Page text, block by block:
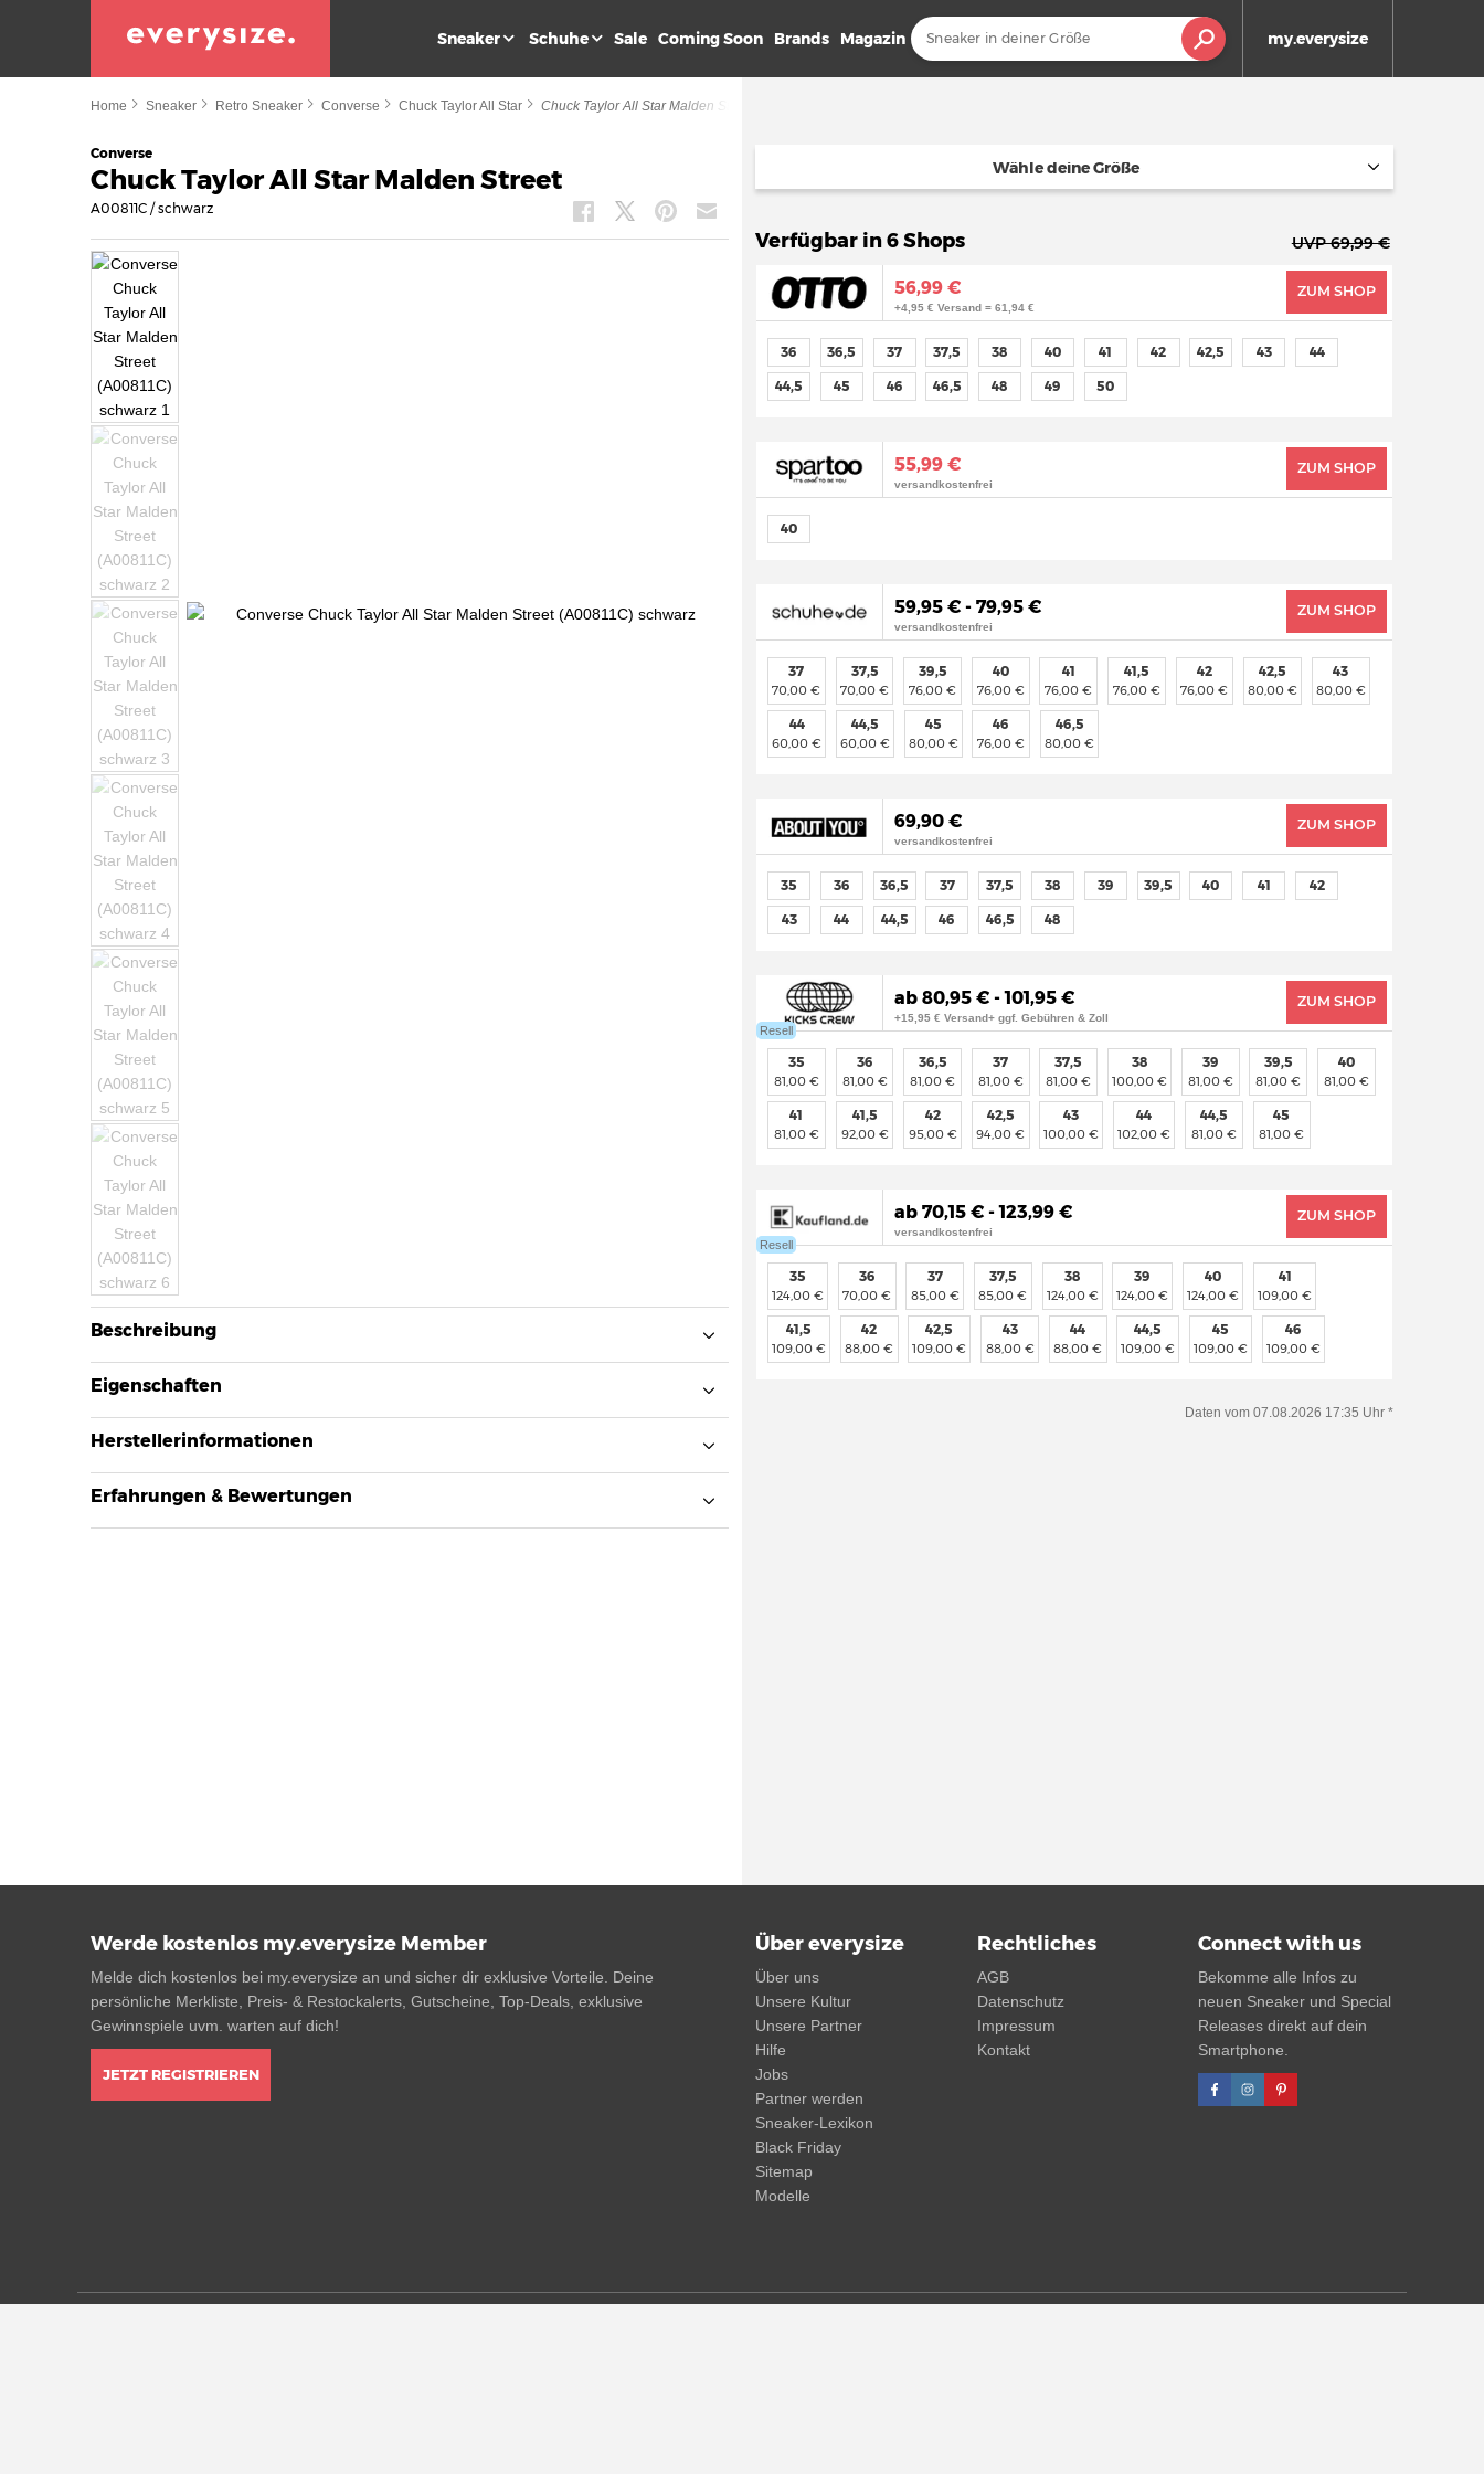
my.everysize
Sneaker Schuhe Sale Coming Soon Brands Magazin
Home Sneaker Retro Sneaker Converse Chuck Taylor All Star Chuck Taylor All Star Malden Street
Converse
Chuck Taylor All Star Malden Street
A00811C / schwarz
Beschreibung
Eigenschaften
Herstellerinformationen
Erfahrungen & Bewertungen
Wähle deine Größe
Verfügbar in 6 Shops UVP 69,99 €
56,99 €
+4,95 € Versand = 61,94 €
ZUM SHOP
36 36,5 37 37,5 38 40 41 42 42,5 43 44
44,5 45 46 46,5 48 49 50
55,99 €
versandkostenfrei
ZUM SHOP
40
59,95 € - 79,95 €
versandkostenfrei
ZUM SHOP
37
70,00 €
37,5
70,00 €
39,5
76,00 €
40
76,00 €
41
76,00 €
41,5
76,00 €
42
76,00 €
42,5
80,00 €
43
80,00 €
44
60,00 €
44,5
60,00 €
45
80,00 €
46
76,00 €
46,5
80,00 €
69,90 €
versandkostenfrei
ZUM SHOP
35 36 36,5 37 37,5 38 39 39,5 40 41 42
43 44 44,5 46 46,5 48
Resell
ab 80,95 € - 101,95 €
+15,95 € Versand+ ggf. Gebühren & Zoll
ZUM SHOP
35
81,00 €
36
81,00 €
36,5
81,00 €
37
81,00 €
37,5
81,00 €
38
100,00 €
39
81,00 €
39,5
81,00 €
40
81,00 €
41
81,00 €
41,5
92,00 €
42
95,00 €
42,5
94,00 €
43
100,00 €
44
102,00 €
44,5
81,00 €
45
81,00 €
Resell
ab 70,15 € - 123,99 €
versandkostenfrei
ZUM SHOP
35
124,00 €
36
70,00 €
37
85,00 €
37,5
85,00 €
38
124,00 €
39
124,00 €
40
124,00 €
41
109,00 €
41,5
109,00 €
42
88,00 €
42,5
109,00 €
43
88,00 €
44
88,00 €
44,5
109,00 €
45
109,00 €
46
109,00 €
Daten vom 07.08.2026 17:35 Uhr *
Werde kostenlos my.everysize Member
Melde dich kostenlos bei my.everysize an und sicher dir exklusive Vorteile. Deine
persönliche Merkliste, Preis- & Restockalerts, Gutscheine, Top-Deals, exklusive
Gewinnspiele uvm. warten auf dich!
JETZT REGISTRIEREN
Über everysize
Über uns
Unsere Kultur
Unsere Partner
Hilfe
Jobs
Partner werden
Sneaker-Lexikon
Black Friday
Sitemap
Modelle
Rechtliches
AGB
Datenschutz
Impressum
Kontakt
Connect with us
Bekomme alle Infos zu
neuen Sneaker und Special
Releases direkt auf dein
Smartphone.